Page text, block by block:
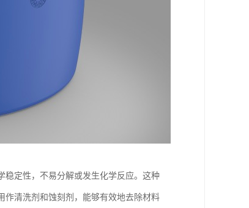
稳定性，不易分解或发生化学反应。这种
作清洗剂和蚀刻剂，能够有效地去除材料